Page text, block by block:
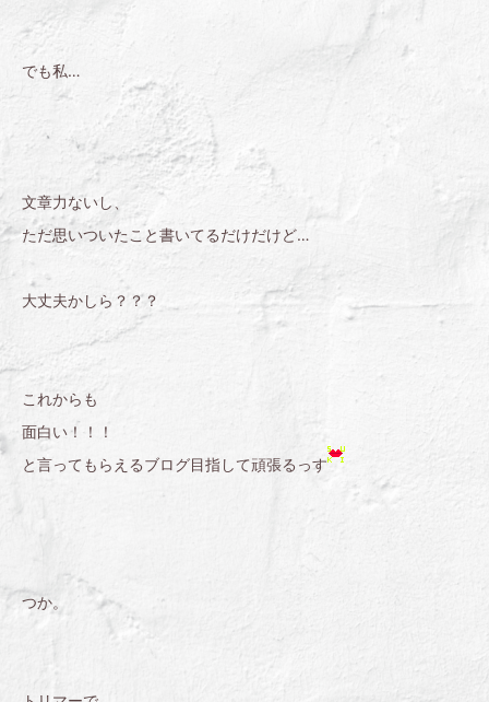
でも私…
文章力ないし、
ただ思いついたこと書いてるだけだけど…
大丈夫かしら？？？
これからも
面白い！！！
と言ってもらえるブログ目指して頑張るっす
つか。